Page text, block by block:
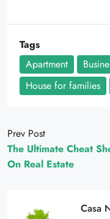
Tags
Apartment
House for families
Prev Post
The Ultimate Cheat
On Real Estate
Casa